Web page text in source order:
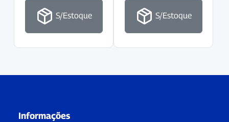
S/Estoque S/Estoque
Informações